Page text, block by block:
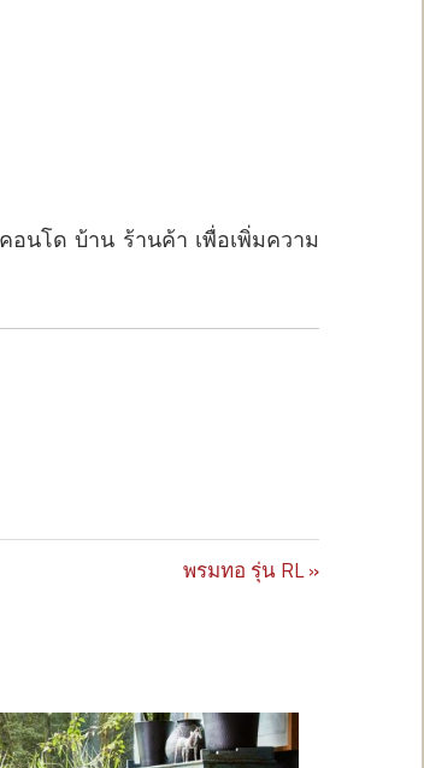
นโด บ้าน ร้านค้า เพื่อเพิ่มความ
Next
พรมทอ รุ่น RL